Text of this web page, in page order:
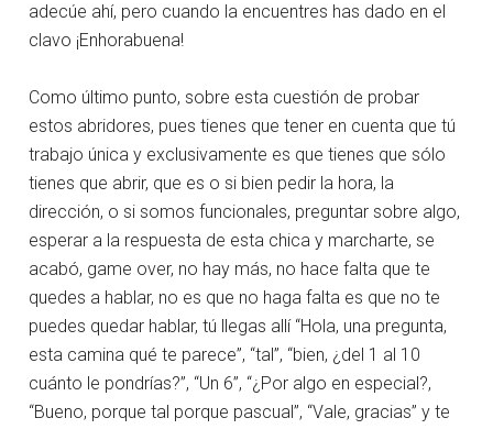
adecúe ahí, pero cuando la encuentres has dado en el
clavo ¡Enhorabuena!
Como último punto, sobre esta cuestión de probar
estos abridores, pues tienes que tener en cuenta que tú
trabajo única y exclusivamente es que tienes que sólo
tienes que abrir, que es o si bien pedir la hora, la
dirección, o si somos funcionales, preguntar sobre algo,
esperar a la respuesta de esta chica y marcharte, se
acabó, game over, no hay más, no hace falta que te
quedes a hablar, no es que no haga falta es que no te
puedes quedar hablar, tú llegas allí “Hola, una pregunta,
esta camina qué te parece”, “tal”, “bien, ¿del 1 al 10
cuánto le pondrías?”, “Un 6”, “¿Por algo en especial?,
“Bueno, porque tal porque pascual”, “Vale, gracias” y te